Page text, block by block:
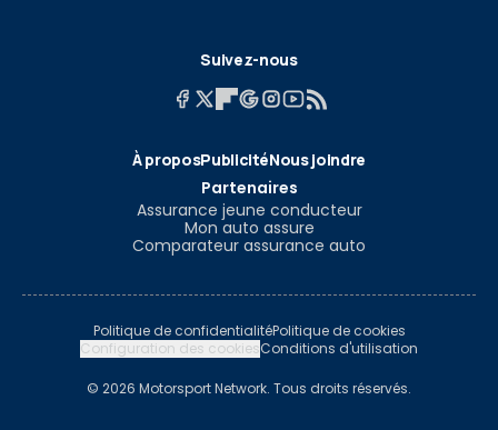
Suivez-nous
À proposPublicitéNous joindre
Partenaires
Assurance jeune conducteur
Mon auto assure
Comparateur assurance auto
Politique de confidentialitéPolitique de cookies
Configuration des cookiesConditions d'utilisation
© 2026 Motorsport Network. Tous droits réservés.